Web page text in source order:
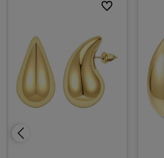
Do ulubionych
Do ulubionych